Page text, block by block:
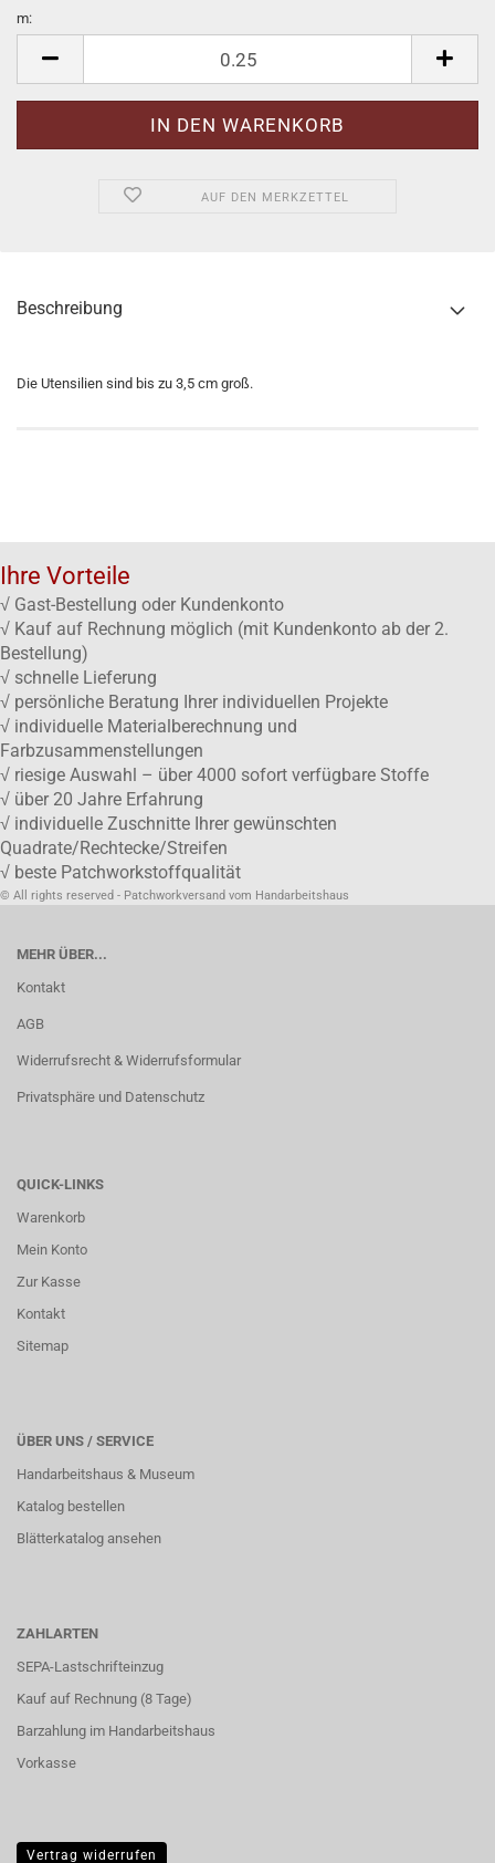
m:
AUF DEN MERKZETTEL
Beschreibung
Die Utensilien sind bis zu 3,5 cm groß.
Ihre Vorteile
√ Gast-Bestellung oder Kundenkonto
√ Kauf auf Rechnung möglich (mit Kundenkonto ab der 2.
Bestellung)
√ schnelle Lieferung
√ persönliche Beratung Ihrer individuellen Projekte
√ individuelle Materialberechnung und
Farbzusammenstellungen
√ riesige Auswahl – über 4000 sofort verfügbare Stoffe
√ über 20 Jahre Erfahrung
√ individuelle Zuschnitte Ihrer gewünschten
Quadrate/Rechtecke/Streifen
√ beste Patchworkstoffqualität
© All rights reserved - Patchworkversand vom Handarbeitshaus
MEHR ÜBER...
Kontakt
AGB
Widerrufsrecht & Widerrufsformular
Privatsphäre und Datenschutz
QUICK-LINKS
Warenkorb
Mein Konto
Zur Kasse
Kontakt
Sitemap
ÜBER UNS / SERVICE
Handarbeitshaus & Museum
Katalog bestellen
Blätterkatalog ansehen
ZAHLARTEN
SEPA-Lastschrifteinzug
Kauf auf Rechnung (8 Tage)
Barzahlung im Handarbeitshaus
Vorkasse
Vertrag widerrufen